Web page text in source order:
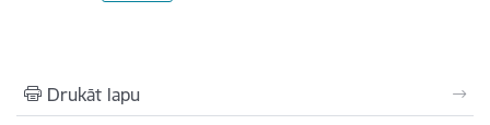
Drukāt lapu